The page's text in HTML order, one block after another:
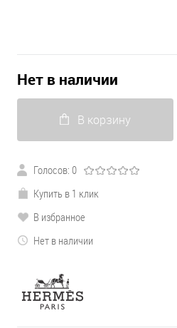
Нет в наличии
В корзину
Голосов: 0
Купить в 1 клик
В избранное
Нет в наличии